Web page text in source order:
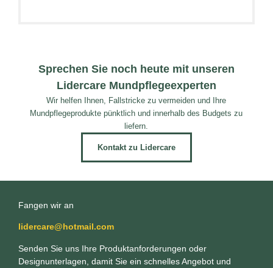
Sprechen Sie noch heute mit unseren
Lidercare Mundpflegeexperten
Wir helfen Ihnen, Fallstricke zu vermeiden und Ihre
Mundpflegeprodukte pünktlich und innerhalb des Budgets zu
liefern.
Kontakt zu Lidercare
Fangen wir an
lidercare@hotmail.com
Senden Sie uns Ihre Produktanforderungen oder
Designunterlagen, damit Sie ein schnelles Angebot und